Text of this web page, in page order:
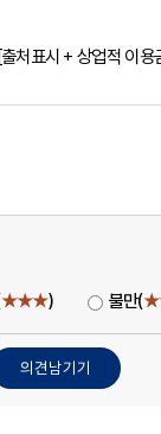
처표시 + 상업적 이용
★★★) 불만(